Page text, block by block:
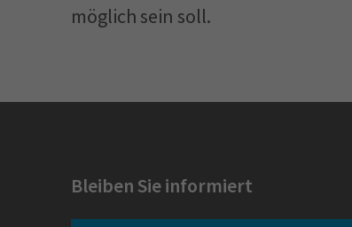
möglich sein soll.
Bleiben Sie informiert